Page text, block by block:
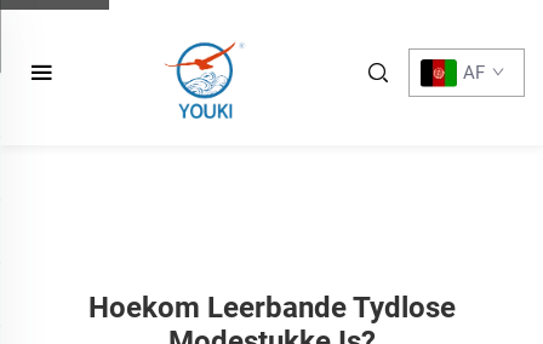
AF
Hoekom Leerbande Tydlose